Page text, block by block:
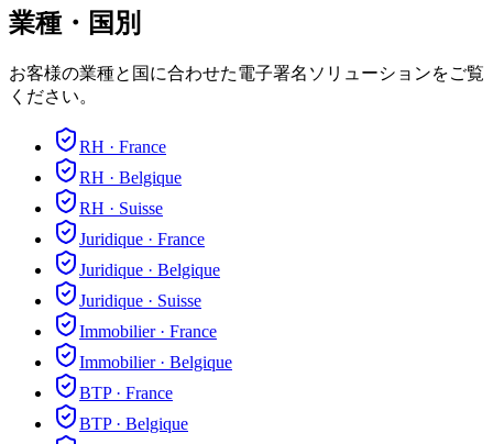
業種・国別
お客様の業種と国に合わせた電子署名ソリューションをご覧
ください。
RH · France
RH · Belgique
RH · Suisse
Juridique · France
Juridique · Belgique
Juridique · Suisse
Immobilier· France
Immobilier· Belgique
BTP· France
BTP· Belgique